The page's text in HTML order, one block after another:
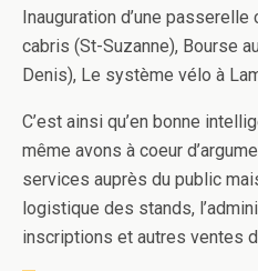
Inauguration d’une
cabris (St-Suzanne), Bourse
Denis), Le système vélo à
C’est ainsi qu’en bonne
même avons à coeur
services auprès du public
logistique des stands,
inscriptions et autres ventes